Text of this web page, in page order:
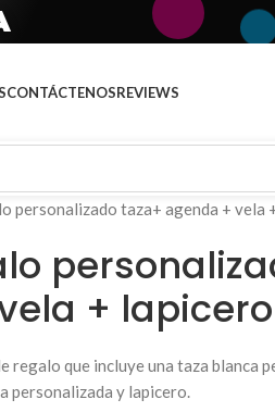
CONTÁCTENOSREVIEWS
personalizado taza+ agenda + vela
+ lapicero
regalo que incluye una taza blanca
personalizada y lapicero.